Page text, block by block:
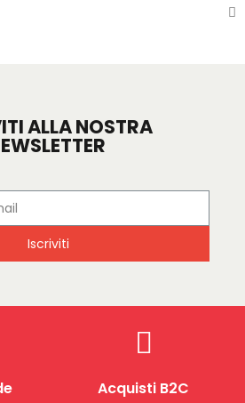
ALLA NOSTRA
Iscriviti
Acquisti B2C